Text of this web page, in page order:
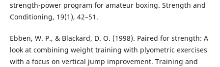
strength-power program for amateur boxing. Strength and
Conditioning, 19(1), 42–51.
Ebben, W. P., & Blackard, D. O. (1998). Paired for strength: A
look at combining weight training with plyometric exercises
with a focus on vertical jump improvement. Training and